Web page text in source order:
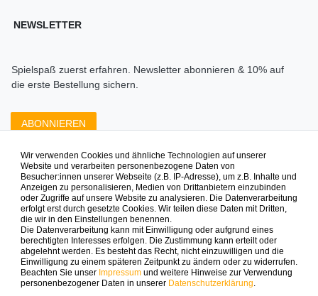
NEWSLETTER
Spielspaß zuerst erfahren. Newsletter abonnieren & 10% auf
die erste Bestellung sichern.
ABONNIEREN
Zahlungsarten die wir anbieten
Mehr Spielinspiration gefällig?
Wir verwenden Cookies und ähnliche Technologien auf unserer
Website und verarbeiten personenbezogene Daten von
Besucher:innen unserer Webseite (z.B. IP-Adresse), um z.B. Inhalte und
Anzeigen zu personalisieren, Medien von Drittanbietern einzubinden
oder Zugriffe auf unsere Website zu analysieren. Die Datenverarbeitung
erfolgt erst durch gesetzte Cookies. Wir teilen diese Daten mit Dritten,
die wir in den Einstellungen benennen.
Die Datenverarbeitung kann mit Einwilligung oder aufgrund eines
berechtigten Interesses erfolgen. Die Zustimmung kann erteilt oder
abgelehnt werden. Es besteht das Recht, nicht einzuwilligen und die
Einwilligung zu einem späteren Zeitpunkt zu ändern oder zu widerrufen.
Beachten Sie unser Impressum und weitere Hinweise zur Verwendung
personenbezogener Daten in unserer Daten­schutz­erklärung.